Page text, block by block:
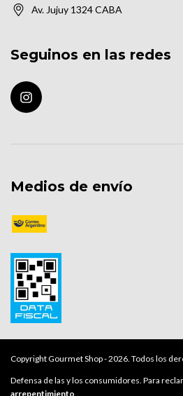
Av. Jujuy 1324 CABA
Seguinos en las redes
Medios de envío
Copyright Gourmet Shop - 2026. Todos los
Defensa de las y los consumidores. Para
arrepentimiento